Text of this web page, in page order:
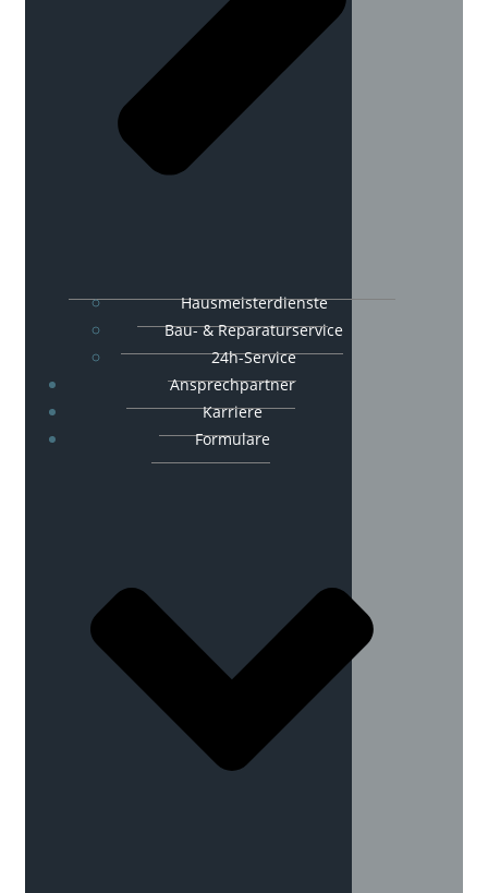
Hausmeisterdienste
Bau- & Reparaturservice
24h-Service
Ansprechpartner
Karriere
Formulare